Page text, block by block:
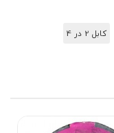
کابل 2 در 4